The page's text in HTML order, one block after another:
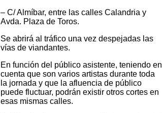
– C/ Almíbar, entre las calles Calandria y
Avda. Plaza de Toros.
Se abrirá al tráfico una vez despejadas las
vías de viandantes.
En función del público asistente, teniendo en
cuenta que son varios artistas durante toda
la jornada y que la afluencia de público
puede fluctuar, podrán existir otros cortes en
esas mismas calles.